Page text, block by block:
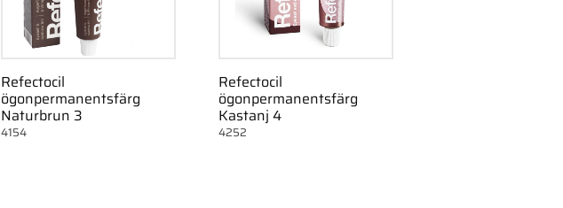
Refectocil
ögonpermanentsfärg
Naturbrun 3
4154
Refectocil
ögonpermanentsfärg
Kastanj 4
4252